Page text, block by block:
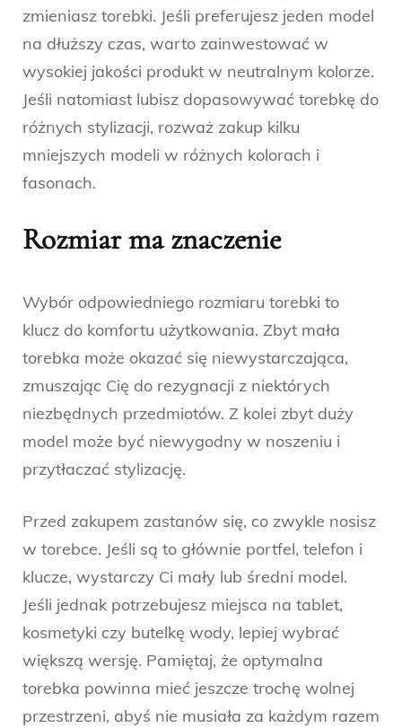
zmieniasz torebki. Jeśli preferujesz jeden model
na dłuższy czas, warto zainwestować w
wysokiej jakości produkt w neutralnym kolorze.
Jeśli natomiast lubisz dopasowywać torebkę do
różnych stylizacji, rozważ zakup kilku
mniejszych modeli w różnych kolorach i
fasonach.
Rozmiar ma znaczenie
Wybór odpowiedniego rozmiaru torebki to
klucz do komfortu użytkowania. Zbyt mała
torebka może okazać się niewystarczająca,
zmuszając Cię do rezygnacji z niektórych
niezbędnych przedmiotów. Z kolei zbyt duży
model może być niewygodny w noszeniu i
przytłaczać stylizację.
Przed zakupem zastanów się, co zwykle nosisz
w torebce. Jeśli są to głównie portfel, telefon i
klucze, wystarczy Ci mały lub średni model.
Jeśli jednak potrzebujesz miejsca na tablet,
kosmetyki czy butelkę wody, lepiej wybrać
większą wersję. Pamiętaj, że optymalna
torebka powinna mieć jeszcze trochę wolnej
przestrzeni, abyś nie musiała za każdym razem